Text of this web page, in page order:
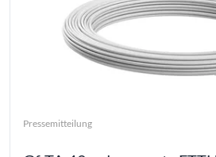
Pressemitteilung